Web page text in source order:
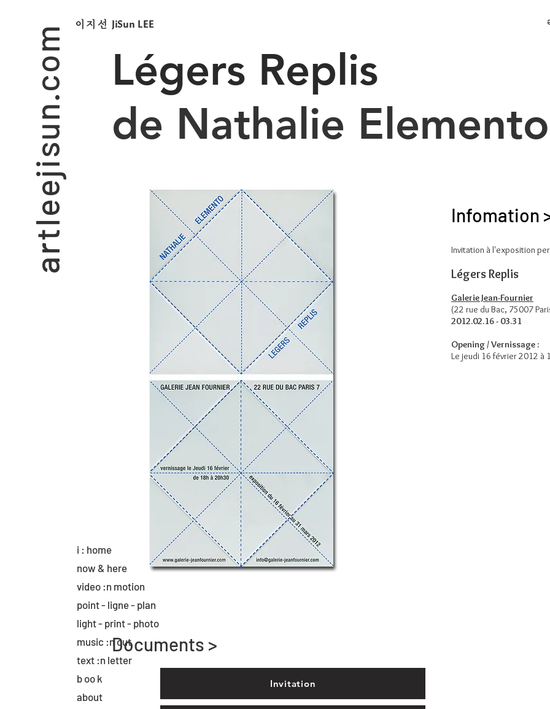
artleejisun.com ​이지선 JiSun LEE
i : home
now & here
video :n motion
point - ligne - plan
light - print - photo
music :n out
text :n letter
b oo k
about
Légers Replis
de Nathalie Elemento
Infomation
Invitation à l'exposition
Légers Replis
Galerie Jean-Fournier
(22 rue du Bac, 75007
2012.02.16 - 03.31
Opening / Vernissage :
Le jeudi 16 février 2012 à
Documents >
Invitation